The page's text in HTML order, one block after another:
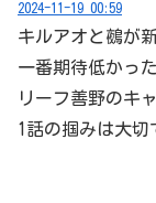
2024-11-19 00:59
キルアオと鵺が
一番期待低かっ
リーフ善野のキ
1話の掴みは大切